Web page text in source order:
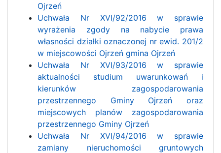
Ojrzeń
Uchwała Nr XVI/92/2016 w sprawie
wyrażenia zgody na nabycie prawa
własności działki oznaczonej nr ewid. 201/2
w miejscowości Ojrzeń gmina Ojrzeń
Uchwała Nr XVI/93/2016 w sprawie
aktualności studium uwarunkowań i
kierunków zagospodarowania
przestrzennego Gminy Ojrzeń oraz
miejscowych planów zagospodarowania
przestrzennego Gminy Ojrzeń
Uchwała Nr XVI/94/2016 w sprawie
zamiany nieruchomości gruntowych